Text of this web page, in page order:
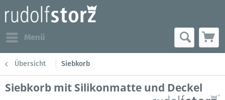
Menü
Übersicht Siebkorb
Siebkorb mit Silikonmatte und Deckel